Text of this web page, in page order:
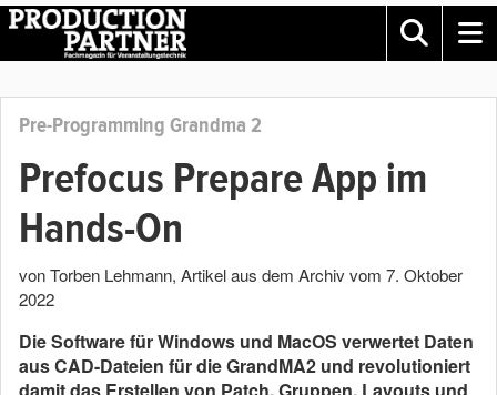
Pre-Programming Grandma 2
Prefocus Prepare App im
Hands-On
von Torben Lehmann, Artikel aus dem Archiv vom 7. Oktober
2022
Die Software für Windows und MacOS verwertet Daten
aus CAD-Dateien für die GrandMA2 und revolutioniert